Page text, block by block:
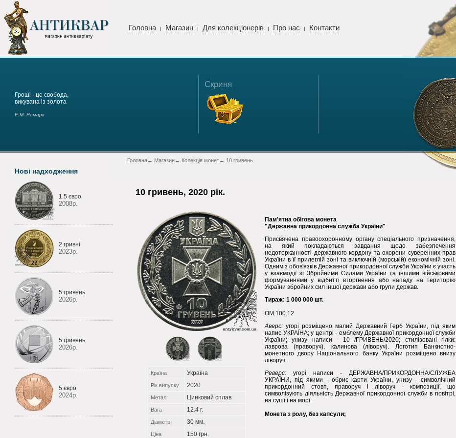
Головна | Магазин | Для колекціонерів | Про нас | Контакти
Гроші - це свобода,
викувана із золота
Е.М. Ремарк
Скриня
Нові надходження
1.5 євро
2008р.
2 гривні
2023р.
5 гривень
2026р.
5 гривень
2026р.
5 євро
2024р.
Головна→ Магазин→ Колекція монет→ 10 гривень
10 гривень, 2020 рік.
Країна Україна
Рік випуску 2020
Метал Цинковий сплав
Вага 12.4 г.
Діаметр 30 мм.
Ціна 150 грн.
Пам'ятна обігова монета
"Державна прикордонна служба України"
Присвячена правоохоронному органу спеціального призначення,
на який покладаються завдання щодо забезпечення
недоторканності державного кордону та охорони суверенних прав
України в її прилеглій зоні та виключній (морській) економічній зоні.
Одним з обов'язків Державної прикордонної служби України є участь
у взаємодії зі Збройними Силами України та іншими військовими
формуваннями у відбитті вторгнення або нападу на територію
України збройних сил іншої держави або групи держав.
Тираж: 1 000 000 шт.
ОМ.100.12
Аверс: угорі розміщено малий Державний Герб України, під яким
напис УКРАЇНА; у центрі - емблему Державної прикордонної служби
України; унизу написи - 10 /ГРИВЕНЬ/2020; стилізовані гілки:
лаврова (праворуч), калинова (ліворуч). Логотип Банкнотно-
монетного двору Національного банку України розміщено внизу
ліворуч.
Реверс: угорі написи - ДЕРЖАВНА/ПРИКОРДОННА/СЛУЖБА
УКРАЇНИ, під якими - обрис карти України, унизу - символічний
прикордонний стовп, праворуч і ліворуч - композиції, що
символізують діяльність Державної прикордонної служби в повітрі,
на суші і на морі.
Монета з ролу, без капсули;